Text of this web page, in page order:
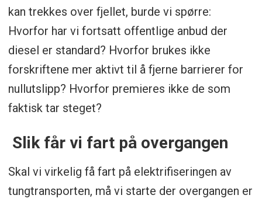
kan trekkes over fjellet, burde vi spørre:
Hvorfor har vi fortsatt offentlige anbud der
diesel er standard? Hvorfor brukes ikke
forskriftene mer aktivt til å fjerne barrierer for
nullutslipp? Hvorfor premieres ikke de som
faktisk tar steget?
Slik får vi fart på overgangen
Skal vi virkelig få fart på elektrifiseringen av
tungtransporten, må vi starte der overgangen er